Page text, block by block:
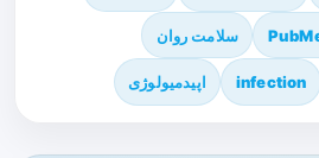
سلامت روان
infection اپیدمیولوژی